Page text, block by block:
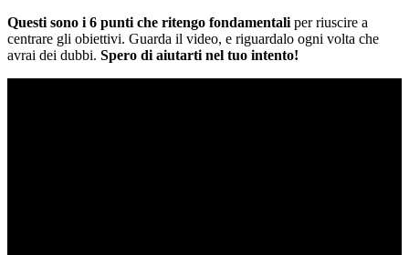
Questi sono i 6 punti che ritengo fondamentali per riuscire a
centrare gli obiettivi. Guarda il video, e riguardalo ogni volta che
avrai dei dubbi. Spero di aiutarti nel tuo intento!